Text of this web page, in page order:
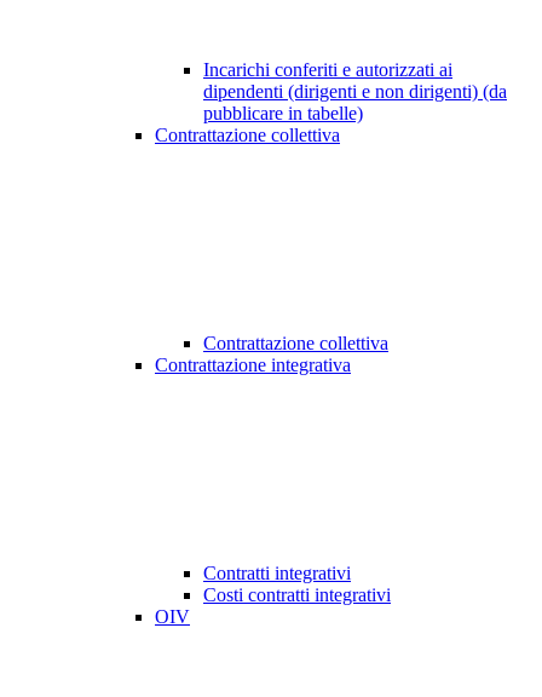
Incarichi conferiti e autorizzati ai
dipendenti (dirigenti e non dirigenti) (da
pubblicare in tabelle)
Contrattazione collettiva
Contrattazione collettiva
Contrattazione integrativa
Contratti integrativi
Costi contratti integrativi
OIV